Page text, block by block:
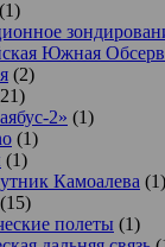
(1)
Южная
(2)
2» (1)
(1)
(1)
Камоалева (1)
(15)
полеты (1)